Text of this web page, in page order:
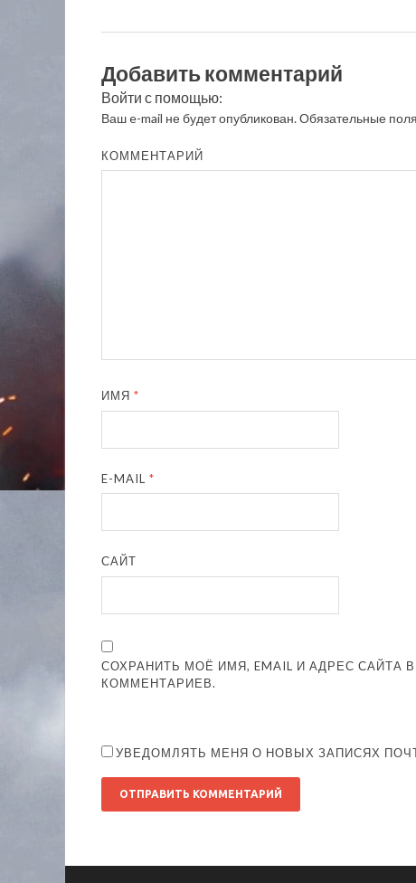
Добавить комментарий
Войти с помощью:
Ваш e-mail не будет опубликован.Обязательные
КОММЕНТАРИЙ
ИМЯ*
E-MAIL*
САЙТ
СОХРАНИТЬ МОЁ ИМЯ, EMAIL И АДРЕС
КОММЕНТАРИЕВ.
УВЕДОМЛЯТЬ МЕНЯ О НОВЫХ ЗАПИСЯХ